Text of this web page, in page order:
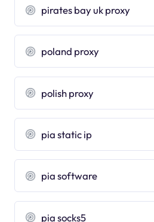
pirates bay uk proxy
poland proxy
polish proxy
pia static ip
pia software
pia socks5